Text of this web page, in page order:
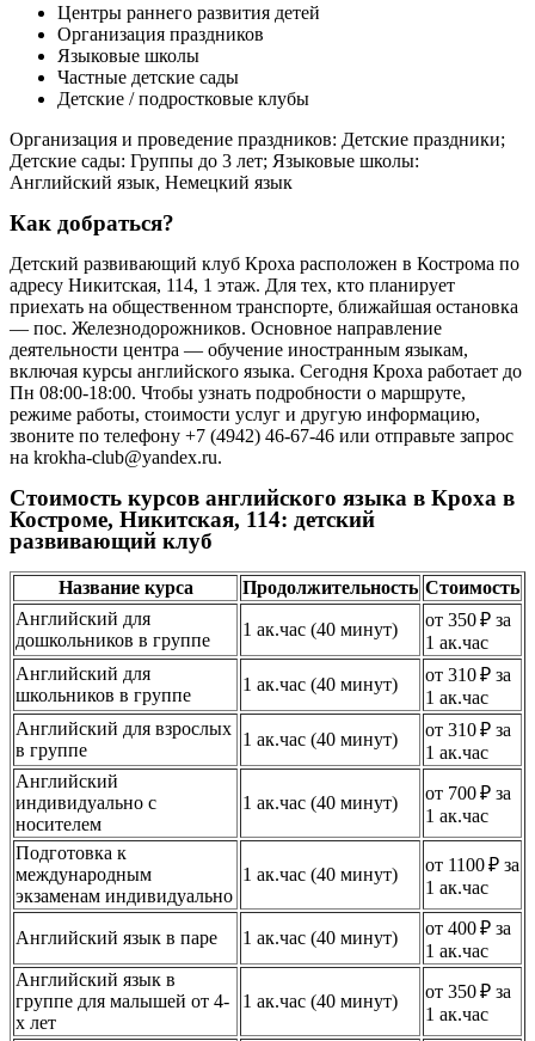
Центры раннего развития детей
Организация праздников
Языковые школы
Частные детские сады
Детские / подростковые клубы
Организация и проведение праздников: Детские праздники;
Детские сады: Группы до 3 лет; Языковые школы:
Английский язык, Немецкий язык
Как добраться?
Детский развивающий клуб Кроха расположен в Кострома по
адресу Никитская, 114, 1 этаж. Для тех, кто планирует
приехать на общественном транспорте, ближайшая остановка
— пос. Железнодорожников. Основное направление
деятельности центра — обучение иностранным языкам,
включая курсы английского языка. Сегодня Кроха работает до
Пн 08:00-18:00. Чтобы узнать подробности о маршруте,
режиме работы, стоимости услуг и другую информацию,
звоните по телефону +7 (4942) 46-67-46 или отправьте запрос
на krokha-club@yandex.ru.
Стоимость курсов английского языка в Кроха в
Костроме, Никитская, 114: детский
развивающий клуб
Название курса Продолжительность Стоимость
Английский для
дошкольников в группе
1 ак.час (40 минут)
от 350 ₽ за
1 ак.час
Английский для
школьников в группе
1 ак.час (40 минут)
от 310 ₽ за
1 ак.час
Английский для взрослых
в группе
1 ак.час (40 минут)
от 310 ₽ за
1 ак.час
Английский
индивидуально с
носителем
1 ак.час (40 минут)
от 700 ₽ за
1 ак.час
Подготовка к
международным
экзаменам индивидуально
1 ак.час (40 минут)
от 1100 ₽ за
1 ак.час
Английский язык в паре 1 ак.час (40 минут)
от 400 ₽ за
1 ак.час
Английский язык в
группе для малышей от 4-
х лет
1 ак.час (40 минут)
от 350 ₽ за
1 ак.час